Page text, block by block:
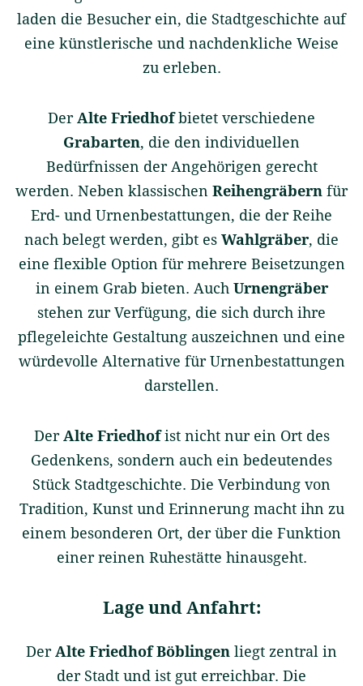
laden die Besucher ein, die Stadtgeschichte auf
eine künstlerische und nachdenkliche Weise
zu erleben.
DerAlte Friedhofbietet verschiedene
Grabarten, die den individuellen
Bedürfnissen der Angehörigen gerecht
werden. Neben klassischen Reihengräbern für
Erd- und Urnenbestattungen, die der Reihe
nach belegt werden, gibt es Wahlgräber, die
eine flexible Option für mehrere Beisetzungen
in einem Grab bieten. Auch Urnengräber
stehen zur Verfügung, die sich durch ihre
pflegeleichte Gestaltung auszeichnen und eine
würdevolle Alternative für Urnenbestattungen
darstellen.
DerAlte Friedhofist nicht nur ein Ort des
Gedenkens, sondern auch ein bedeutendes
Stück Stadtgeschichte. Die Verbindung von
Tradition, Kunst und Erinnerung macht ihn zu
einem besonderen Ort, der über die Funktion
einer reinen Ruhestätte hinausgeht.
Lage und Anfahrt:
DerAlte Friedhof Böblingen liegt zentral in
der Stadt und ist gut erreichbar. Die